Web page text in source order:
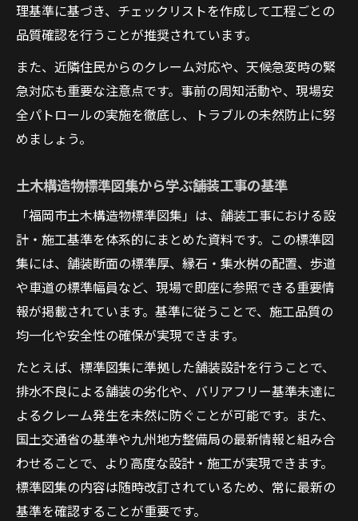
理基準に基づき、チェックリストを作成して工程ごとの
品質確認を行うことが推奨されています。
また、近隣住民からのクレーム対応や、天候急変時の緊
急対応も重要な注意点です。事前の周知活動や、現場安
全パトロールの実施を徹底し、トラブルの未然防止に努
めましょう。
土木構造物標準図集から学ぶ舗装工事の基準
「福岡市土木構造物標準図集」は、舗装工事における設
計・施工基準を体系的にまとめた資料です。この標準図
集には、舗装断面の標準厚、縁石・集水桝の配置、歩道
や車道の標準幅員など、現場で即座に参照できる重要情
報が掲載されています。基準に従うことで、施工品質の
均一化や安全性の確保が実現できます。
たとえば、標準図集に準拠した舗装設計を行うことで、
排水不良による舗装の劣化や、バリアフリー基準未達に
よるクレーム発生を未然に防ぐことが可能です。また、
国土交通省の基準や九州地方整備局の最新情報と組み合
わせることで、より高度な設計・施工が実現できます。
標準図集の内容は随時改訂されているため、常に最新の
基準を確認することが重要です。